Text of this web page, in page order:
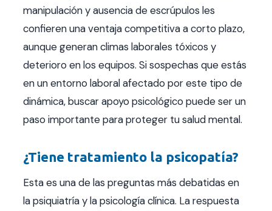
manipulación y ausencia de escrúpulos les
confieren una ventaja competitiva a corto plazo,
aunque generan climas laborales tóxicos y
deterioro en los equipos. Si sospechas que estás
en un entorno laboral afectado por este tipo de
dinámica, buscar apoyo psicológico puede ser un
paso importante para proteger tu salud mental.
¿Tiene tratamiento la psicopatía?
Esta es una de las preguntas más debatidas en
la psiquiatría y la psicología clínica. La respuesta